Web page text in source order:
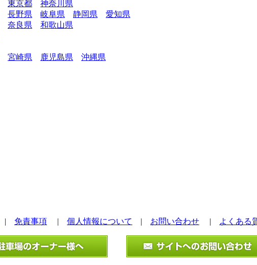
東京都
神奈川県
長野県 岐阜県 静岡県
愛知県
奈良県
和歌山県
宮崎県 鹿児島県 沖縄県
| 免責事項 | 個人情報について | お問い合わせ | よくある